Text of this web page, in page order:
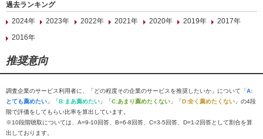
過去ランキング
2024年
2023年 2022年 2021年 2020年 2019年
2017年
2016年
推奨意向
調査企業のサービス利用者に、「どの程度その企業のサービスを推奨したいか」について「A:
とても薦めたい 」「B:まあ薦めたい 」「C:あまり薦めたくない 」「D:全く薦めたくない 」の4段
階で評価をしてもらい比率を算出しています。
※10段階聴取については、A=9-10回答、B=6-8回答、C=3-5回答、D=1-2回答として割合を算
出しております。